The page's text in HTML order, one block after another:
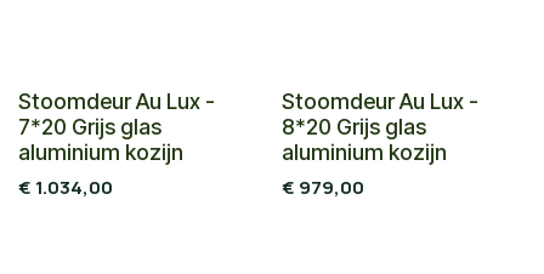
Stoomdeur Au Lux -
7*20 Grijs glas
aluminium kozijn
€ 1.034,00
Stoomdeur Au Lux -
8*20 Grijs glas
aluminium kozijn
€ 979,00